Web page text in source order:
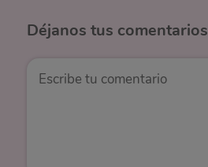
Déjanos tus comentarios